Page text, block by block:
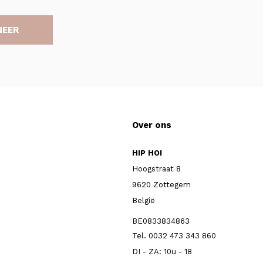
Over ons
HIP HOI
Hoogstraat 8
9620 Zottegem
België
BE0833834863
Tel. 0032 473 343 860
DI - ZA: 10u - 18